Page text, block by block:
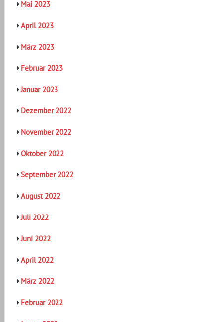
Mai 2023
April 2023
März 2023
Februar 2023
Januar 2023
Dezember 2022
November 2022
Oktober 2022
September 2022
August 2022
Juli 2022
Juni 2022
April 2022
März 2022
Februar 2022